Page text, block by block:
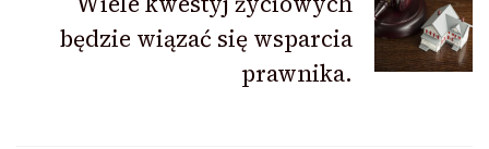
będzie wiązać się wsparcia
prawnika.